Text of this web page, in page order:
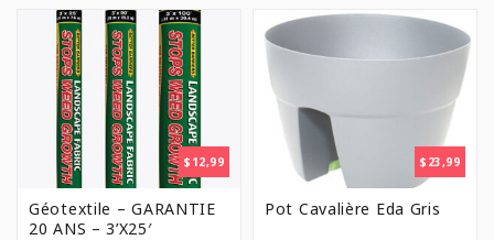
$ 12,99
Géotextile – GARANTIE
20 ANS – 3’X25′
$ 23,99
Pot Cavalière Eda Gris